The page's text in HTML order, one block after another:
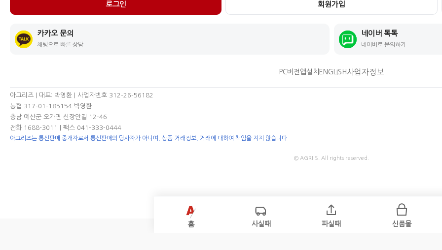
로그인 회원가입
카카오 문의
채팅으로 빠른 상담
네이버 톡톡
네이버로 문의하기
PC버전 앱설치 ENGLISH 사업자정보
아그리즈 | 대표: 박영환 | 사업자번호 312-26-56182
농협 317-01-185154 박영환
충남 예산군 오가면 신장안길 12-46
전화 1688-3011
| 팩스 041-333-0444
아그리즈는 통신판매 중개자로서 통신판매의 당사자가 아니며, 상품.거래정보, 거래에 대하여 책임을 지지 않습니다.
© AGRIIS. All rights reserved.
홈 사실때 파실때 신품몰